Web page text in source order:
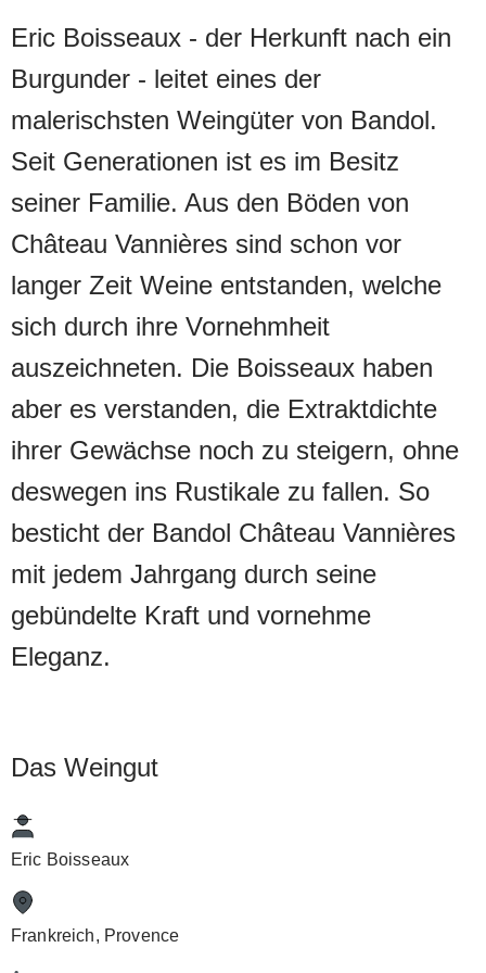
mit einer beachtlichen Tiefgründigkeit.
Die extrem sorgfältige Verarbeitung trägt
das ihre dazu bei.
Eric Boisseaux - der Herkunft nach ein
Burgunder - leitet eines der
malerischsten Weingüter von Bandol.
Seit Generationen ist es im Besitz
seiner Familie. Aus den Böden von
Château Vannières sind schon vor
langer Zeit Weine entstanden, welche
sich durch ihre Vornehmheit
auszeichneten. Die Boisseaux haben
aber es verstanden, die Extraktdichte
ihrer Gewächse noch zu steigern, ohne
deswegen ins Rustikale zu fallen. So
besticht der Bandol Château Vannières
mit jedem Jahrgang durch seine
gebündelte Kraft und vornehme
Eleganz.
Das Weingut
Eric Boisseaux
Frankreich, Provence